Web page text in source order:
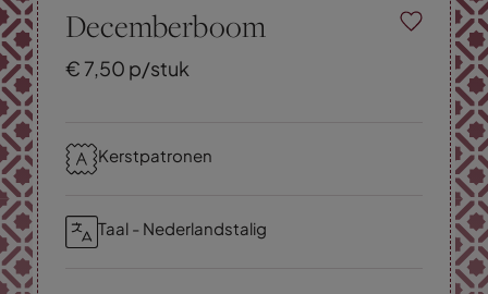
Decemberboom
€ 7,50 p/stuk
Kerstpatronen
Taal - Nederlandstalig